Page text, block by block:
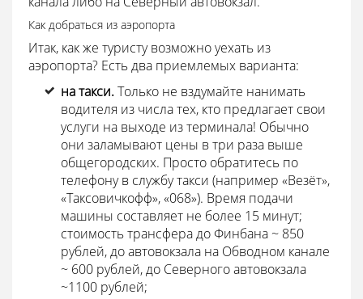
Как добраться из аэропорта
Итак, как же туристу возможно уехать из
аэропорта? Есть два приемлемых варианта:
на такси.Только не вздумайте нанимать
водителя из числа тех, кто предлагает свои
услуги на выходе из терминала! Обычно
они заламывают цены в три раза выше
общегородских. Просто обратитесь по
телефону в службу такси (например «Везёт»,
«Таксовичкофф», «068»). Время подачи
машины составляет не более 15 минут;
стоимость трансфера до Финбана ~ 850
рублей, до автовокзала на Обводном канале
~ 600 рублей, до Северного автовокзала
~1100 рублей;